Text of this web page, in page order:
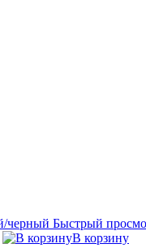
Быстрый
В корзину